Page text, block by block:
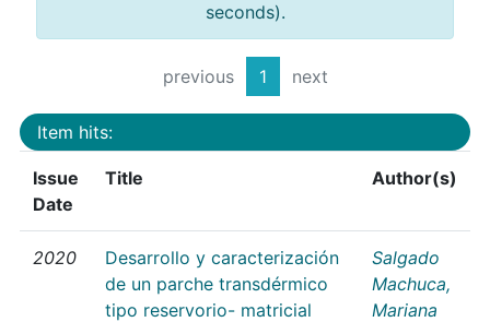
seconds).
previous 1 next
Item hits:
Issue
Date
Title Author(s)
2020
Desarrollo y caracterización
de un parche transdérmico
tipo reservorio- matricial
Salgado
Machuca,
Mariana